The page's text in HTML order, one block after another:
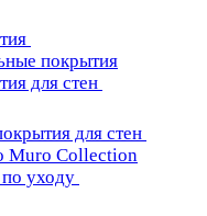
покрытия
для стен
для стен
Muro Collection
уходу